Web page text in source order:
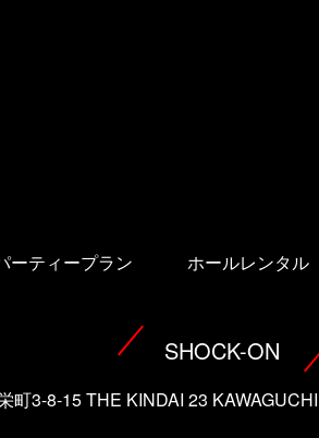
ーティープラン ホールレンタル
SHOCK-ON
町3-8-15 THE KINDAI 23